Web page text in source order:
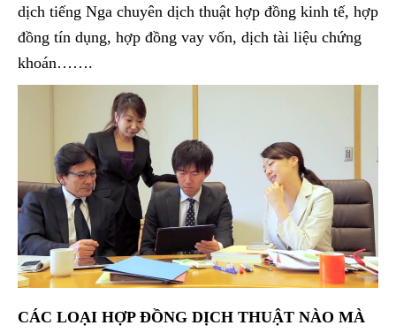
dịch tiếng Nga chuyên dịch thuật hợp đồng kinh tế, hợp
đồng tín dụng, hợp đồng vay vốn, dịch tài liệu chứng
khoán…….
CÁC LOẠI HỢP ĐỒNG DỊCH THUẬT NÀO MÀ